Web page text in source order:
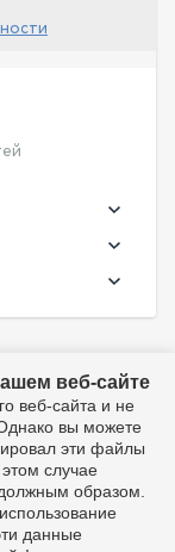
данных
LADA и АвтоВАЗ)
1484
не является
ПАО
веб-сайте
веб-сайта и не
вы можете
эти файлы
случае
образом.
данные